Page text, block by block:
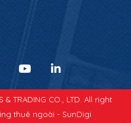
& TRADING CO., LTD. All right
thuê ngoài - SunDigi